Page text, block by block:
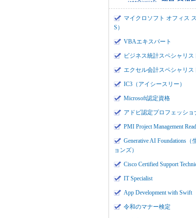
マイクロソフト オフィス
S）
VBAエキスパート
ビジネス統計スペシャリス
エクセル会計スペシャリス
IC3（アイシースリー）
Microsoft認定資格
アドビ認定プロフェッショ
PMI Project Management
Generative AI Foundations
ョンズ）
Cisco Certified Support
IT Specialist
App Development with Swift
令和のマナー検定